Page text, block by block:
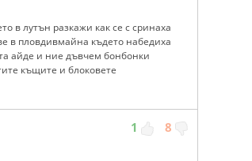
в лутън разкажи как се с сринаха
в пловдивмайна където набедиха
айде и ние дъвчем бонбонки
къщите и блоковете
1 8